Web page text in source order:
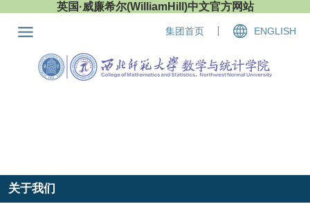
英国·威廉希尔(WilliamHill)中文官方网站
集团首页 ENGLISH
关于我们